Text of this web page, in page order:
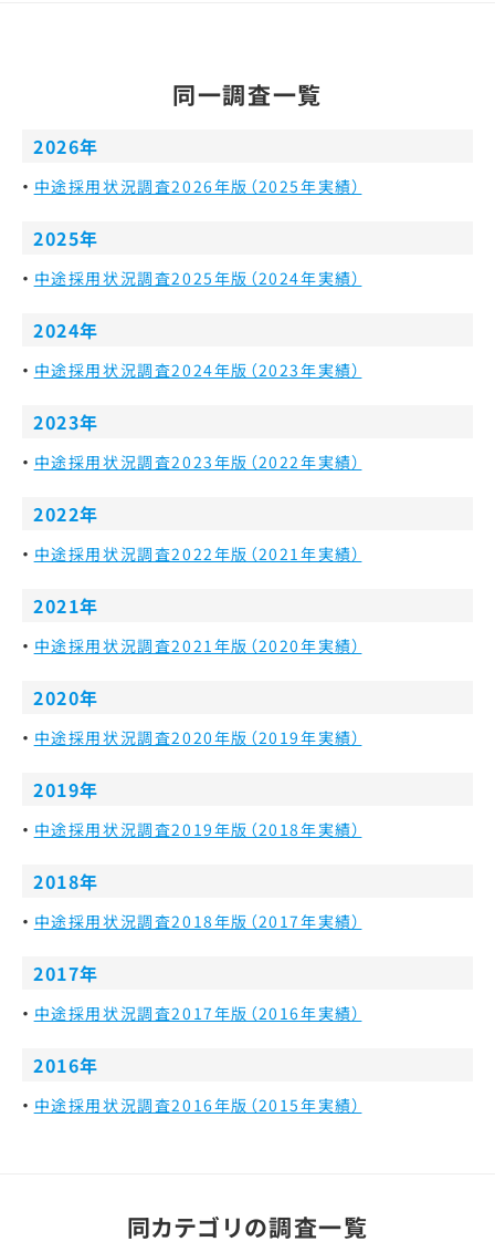
同一調査一覧
2026年
中途採用状況調査2026年版（2025年実績）
2025年
中途採用状況調査2025年版（2024年実績）
2024年
中途採用状況調査2024年版（2023年実績）
2023年
中途採用状況調査2023年版（2022年実績）
2022年
中途採用状況調査2022年版（2021年実績）
2021年
中途採用状況調査2021年版（2020年実績）
2020年
中途採用状況調査2020年版（2019年実績）
2019年
中途採用状況調査2019年版（2018年実績）
2018年
中途採用状況調査2018年版（2017年実績）
2017年
中途採用状況調査2017年版（2016年実績）
2016年
中途採用状況調査2016年版（2015年実績）
同カテゴリの調査一覧